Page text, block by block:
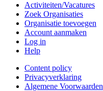
Activiteiten/Vacatures
Zoek Organisaties
Organisatie toevoegen
Account aanmaken
Log in
Help
Content policy
Privacyverklaring
Algemene Voorwaarden